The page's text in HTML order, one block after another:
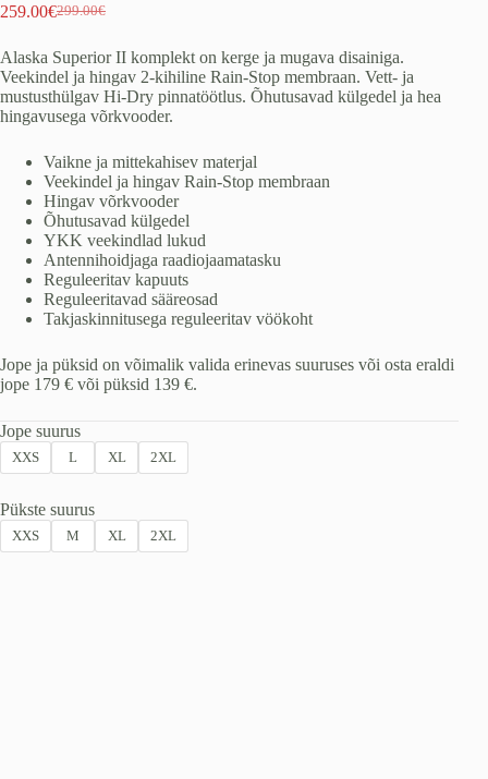
299.00€
Algne
oli:
299.00€.
259.00€Praegune
on:
259.00€.
Alaska Superior II komplekt on kerge ja mugava disainiga.
Veekindel ja hingav 2-kihiline Rain-Stop membraan. Vett- ja
mustusthülgav Hi-Dry pinnatöötlus. Õhutusavad külgedel ja hea
hingavusega võrkvooder.
Vaikne ja mittekahisev materjal
Veekindel ja hingav Rain-Stop membraan
Hingav võrkvooder
Õhutusavad külgedel
YKK veekindlad lukud
Antennihoidjaga raadiojaamatasku
Reguleeritav kapuuts
Reguleeritavad sääreosad
Takjaskinnitusega reguleeritav vöökoht
Jope ja püksid on võimalik valida erinevas suuruses või osta eraldi
jope 179 € või püksid 139 €.
Jope suurus
XXS L XL 2XL
Pükste suurus
XXS M XL 2XL